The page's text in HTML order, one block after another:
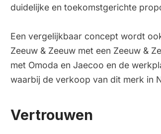
duidelijke en toekomstgerichte
Een vergelijkbaar concept wordt
Zeeuw & Zeeuw met een Zeeuw &
met Omoda en Jaecoo en de
waarbij de verkoop van dit merk in
Vertrouwen